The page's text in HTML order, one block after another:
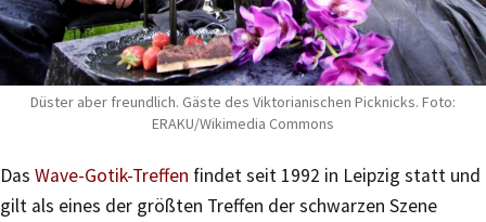
Düster aber freundlich. Gäste des Viktorianischen Picknicks. Foto:
ERAKU/Wikimedia Commons
Das Wave-Gotik-Treffen findet seit 1992 in Leipzig statt und
gilt als eines der größten Treffen der schwarzen Szene